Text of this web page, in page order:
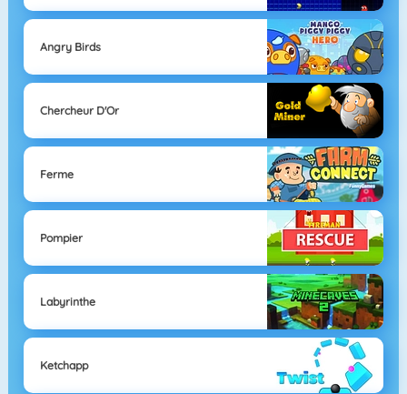
Angry Birds
Chercheur D'Or
Ferme
Pompier
Labyrinthe
Ketchapp